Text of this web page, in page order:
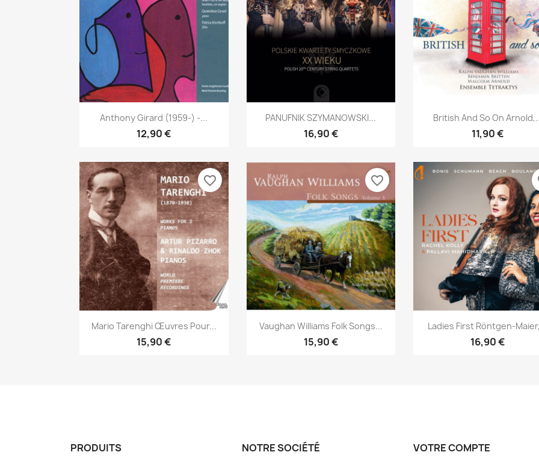
Aperçu rapide
Anthony Girard (1959-) -...
12,90 €
Aperçu rapide
PANUFNIK SZYMANOWSKI...
16,90 €
 Aperçu rapide
British And So On
11,90 €
Aperçu rapide
Mario Tarenghi Œuvres Pour...
15,90 €
favorite_border
Aperçu rapide
Vaughan Williams Folk Songs...
15,90 €
favorite_border
Aperçu rapide
Ladies First Röntgen-
16,90 €
PRODUITS NOTRE SOCIÉTÉ VOTRE COMPTE